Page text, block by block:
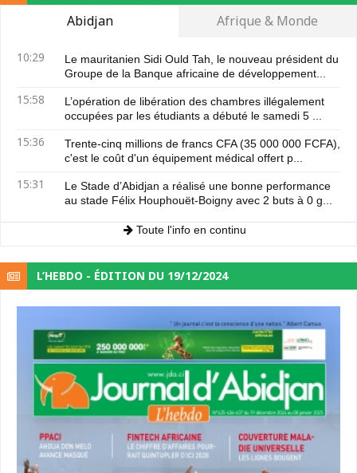
Abidjan Afrique & Monde
10:29
Le mauritanien Sidi Ould Tah, le nouveau président du
Groupe de la Banque africaine de développement...
15:58
L’opération de libération des chambres illégalement
occupées par les étudiants a débuté le samedi 5 ...
15:36
Trente-cinq millions de francs CFA (35 000 000 FCFA),
c'est le coût d'un équipement médical offert p...
15:31
Le Stade d’Abidjan a réalisé une bonne performance
au stade Félix Houphouët-Boigny avec 2 buts à 0 g...
Toute l'info en continu
L’HEBDO - ÉDITION DU 19/12/2024